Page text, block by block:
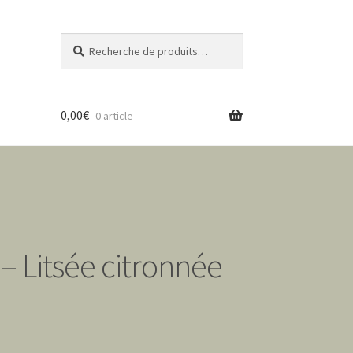
pour :
0,00€ 0 article
Litsée citronnée